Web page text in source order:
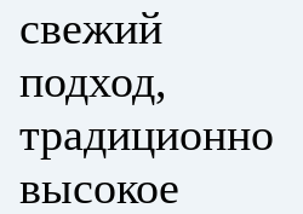
свежий
подход,
традиционно
высокое